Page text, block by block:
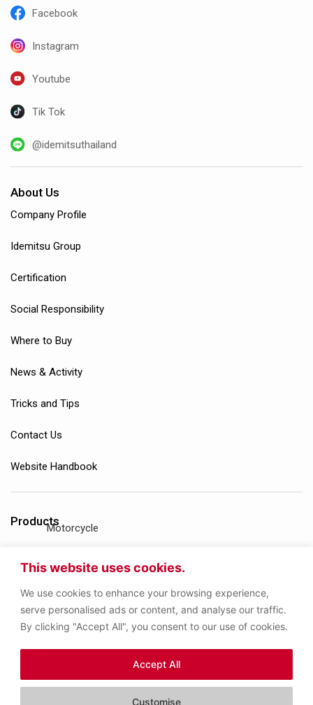
This website uses cookies.
We use cookies to enhance your browsing experience,
serve personalised ads or content, and analyse our traffic.
By clicking "Accept All", you consent to our use of cookies.
Customise
Accept All
Facebook
Instagram
Youtube
Tik Tok
@idemitsuthailand
About Us
Company Profile
Idemitsu Group
Certification
Social Responsibility
Where to Buy
News & Activity
Tricks and Tips
Contact Us
Website Handbook
ProductsMotorcycle
Gasoline Engine
Diesel Engine